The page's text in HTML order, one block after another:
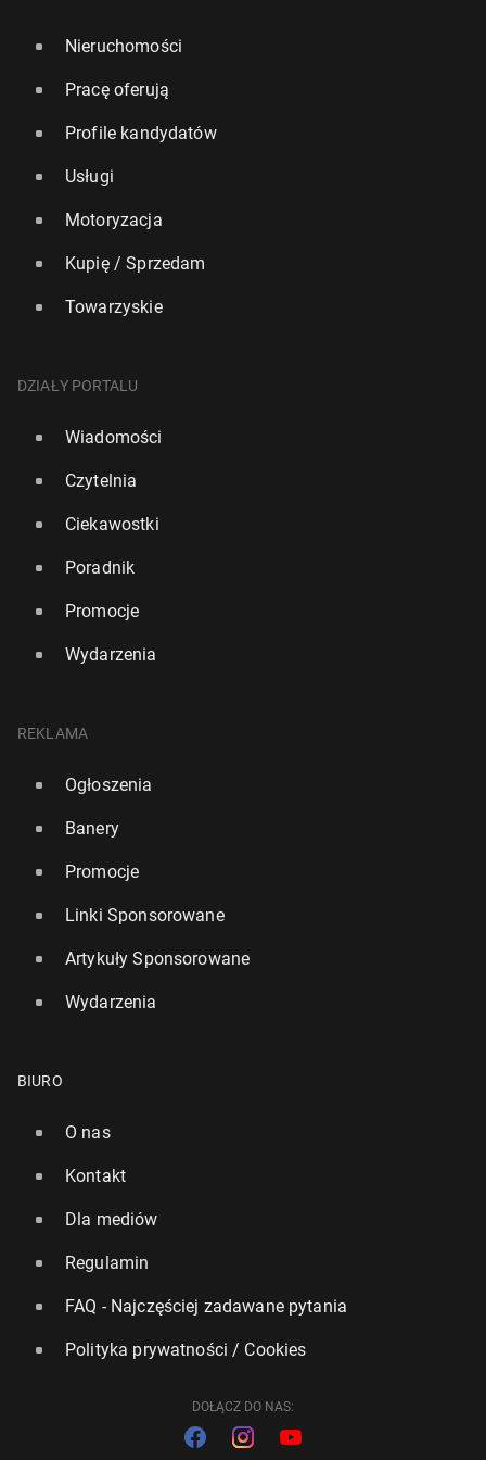
Nieruchomości
Pracę oferują
Profile kandydatów
Usługi
Motoryzacja
Kupię / Sprzedam
Towarzyskie
DZIAŁY PORTALU
Wiadomości
Czytelnia
Ciekawostki
Poradnik
Promocje
Wydarzenia
REKLAMA
Ogłoszenia
Banery
Promocje
Linki Sponsorowane
Artykuły Sponsorowane
Wydarzenia
BIURO
O nas
Kontakt
Dla mediów
Regulamin
FAQ - Najczęściej zadawane pytania
Polityka prywatności / Cookies
DOŁĄCZ DO NAS: